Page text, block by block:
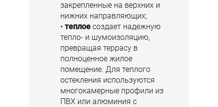
закрепленные на верхних и
нижних направляющих;
теплое создает надежную
тепло- и шумоизоляцию,
превращая террасу в
полноценное жилое
помещение. Для теплого
остекления используются
многокамерные профили из
ПВХ или алюминия с